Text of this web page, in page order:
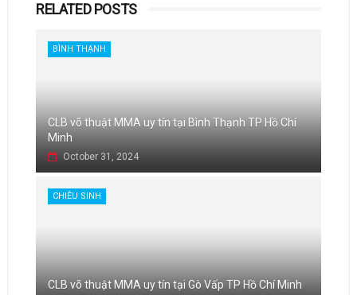
RELATED POSTS
BÌNH THẠNH
CLB võ thuật MMA uy tín tại Bình Thạnh TP Hồ Chí
Minh
October 31, 2024
CHIÊU SINH
CLB võ thuật MMA uy tín tại Gò Vấp TP Hồ Chí Minh